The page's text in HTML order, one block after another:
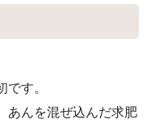
す。
あんを混ぜ込んだ求肥